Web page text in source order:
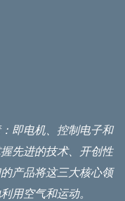
即电机、控制电子和
先进的技术、开创性
产品将这三大核心领
用空气和运动。